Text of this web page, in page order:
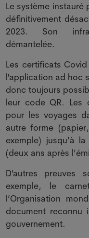
Le système
définitivement
2023. Son
démantelée.
Les certificats
l'application ad hoc
donc toujours
leur code QR. Les
pour les voyages
autre forme
exemple) jusqu’à
(deux ans après
D'autres preuves
exemple, le
l’Organisation
document reconnu
gouvernement.